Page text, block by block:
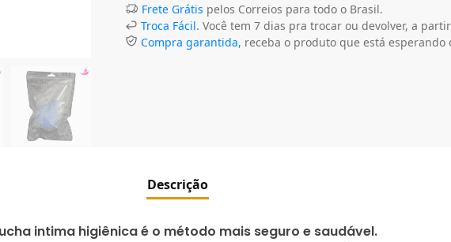
Frete Grátis pelos Correios para todo o Brasil.
Troca Fácil. Você tem 7 dias pra trocar ou devolver, a
Compra garantida, receba o produto que está esperando
Descrição
intima higiênica é o método mais seguro e saudável.